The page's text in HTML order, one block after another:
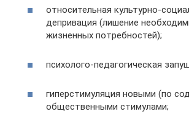
относительная культурно-
депривация (лишение
жизненных потребностей);
психолого-педагогическая
гиперстимуляция новыми (по
общественными стимулами;